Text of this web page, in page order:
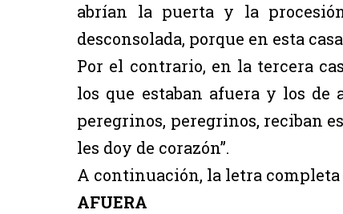
abrían la puerta y la
desconsolada, porque en esta
Por el contrario, en la tercera
los que estaban afuera y los de
peregrinos, peregrinos, reciban
les doy de corazón”.
A continuación, la letra completa
AFUERA